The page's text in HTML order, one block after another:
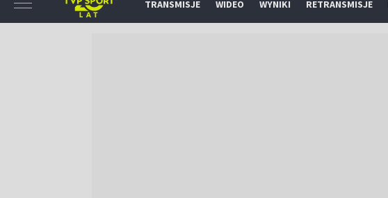
TRANSMISJE WIDEO WYNIKI RETRANSMISJE